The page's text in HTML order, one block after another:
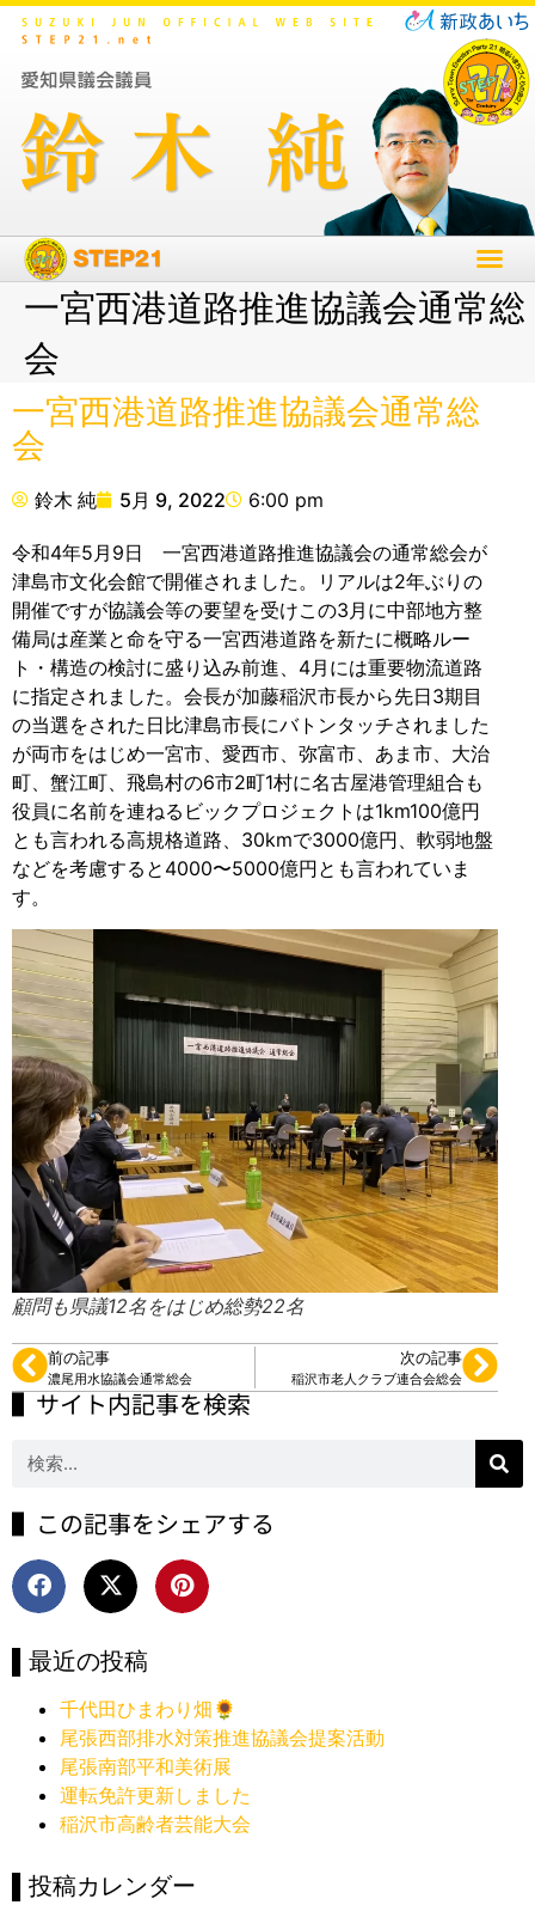
一宮西港道路推進協議会通常総
会
一宮西港道路推進協議会通常総
会
鈴木 純 5月 9, 2022 6:00 pm
令和4年5月9日 一宮西港道路推進協議会の通常総会が
津島市文化会館で開催されました。リアルは2年ぶりの
開催ですが協議会等の要望を受けこの3月に中部地方整
備局は産業と命を守る一宮西港道路を新たに概略ルー
ト・構造の検討に盛り込み前進、4月には重要物流道路
に指定されました。会長が加藤稲沢市長から先日3期目
の当選をされた日比津島市長にバトンタッチされました
が両市をはじめ一宮市、愛西市、弥富市、あま市、大治
町、蟹江町、飛島村の6市2町1村に名古屋港管理組合も
役員に名前を連ねるビックプロジェクトは1km100億円
とも言われる高規格道路、30kmで3000億円、軟弱地盤
などを考慮すると4000〜5000億円とも言われていま
す。
顧問も県議12名をはじめ総勢22名
前の記事
濃尾用水協議会通常総会
次の記事
稲沢市老人クラブ連合会総会
▌サイト内記事を検索
▌この記事をシェアする
▌最近の投稿
千代田ひまわり畑🌻
尾張西部排水対策推進協議会提案活動
尾張南部平和美術展
運転免許更新しました
稲沢市高齢者芸能大会
▌投稿カレンダー